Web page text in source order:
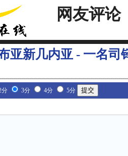
网友评论
亚新几内亚 - 一名
分 3分 4分 5分